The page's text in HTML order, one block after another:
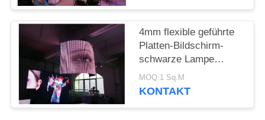
4mm flexible geführte
Platten-Bildschirm-
schwarze Lampe
1R1G1B/SMD2121
MOQ:1 Sq.M
KONTAKT